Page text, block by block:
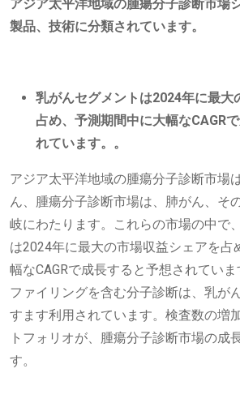
アジア太平洋地域の腫瘍分子診断市場
製品、技術に分類されています。
乳がんセグメントは2024年に最大
占め、予測期間中に大幅なCAGR
れています。
。
アジア太平洋地域の腫瘍分子診断市場
ん、腫瘍分子診断市場は、肺がん、そ
岐にわたります。これらの市場の中で
は2024年に最大の市場収益シェアを占
幅なCAGRで成長すると予想されてい
ファイリングを含む分子診断は、乳が
すます利用されています。検査数の増
トフォリオが、腫瘍分子診断市場の成
す。